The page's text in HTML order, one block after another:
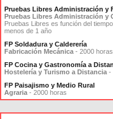
Pruebas Libres Administración y
Pruebas Libres Administración y
Pruebas Libres es función del
menos de 1 año
FP Soldadura y Calderería
Fabricación Mecánica - 2000 horas
FP Cocina y Gastronomía a
Hostelería y Turismo a Distancia -
FP Paisajismo y Medio Rural
Agraria - 2000 horas